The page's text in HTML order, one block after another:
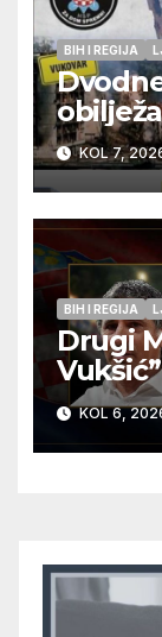
BIH I REGIJA
KOL 7,
BIH I REGIJA
Drugi
12.KOL 6,